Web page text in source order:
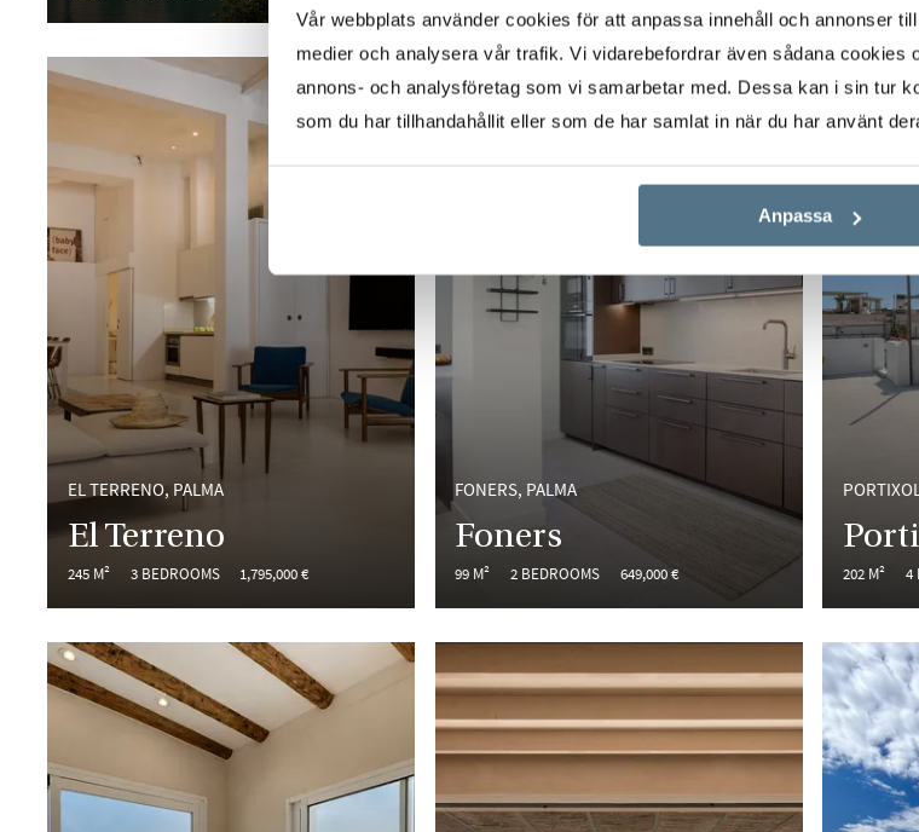
Vår webbplats använder cookies för att anpassa innehåll och annonser
medier och analysera vår trafik. Vi vidarebefordrar även sådana cookies
annons- och analysföretag som vi samarbetar med. Dessa kan i sin tur
som du har tillhandahållit eller som de har samlat in när du har använt
Anpassa
EL TERRENO, PALMA
El Terreno
245 M² 3 BEDROOMS 1,795,000 €
FONERS, PALMA
Foners
99 M² 2 BEDROOMS 649,000 € 202 M² 4